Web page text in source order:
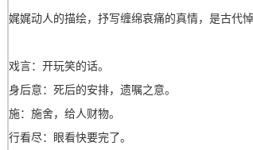
娓娓动人的描绘，抒写缠绵哀痛的真情，是古代悼
戏言：开玩笑的话。
身后意：死后的安排，遗嘱之意。
施：施舍，给人财物。
行看尽：眼看快要完了。